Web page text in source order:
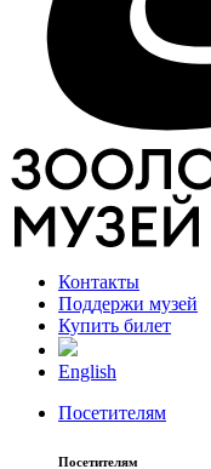
Контакты
Поддержи музей
Купить билет
English
Посетителям
Посетителям